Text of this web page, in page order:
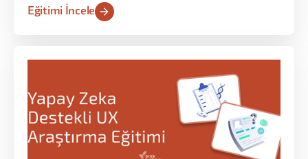
ise istedikleri konseptte arayüzleri kullanıcı
katılımcılar ile orta seviyedeki katılımcıları aynı
seviyeye getirmeyi amaçlamaktadır. Sonraki
haftalarda bu temel bilgileri uygulamalı örneklerle
zenginleştirip Figma’ya hakim olacağız. Son
bölümde ise Figma’nın temel yapı taşlarını öğrenip
Eğitimi İncele